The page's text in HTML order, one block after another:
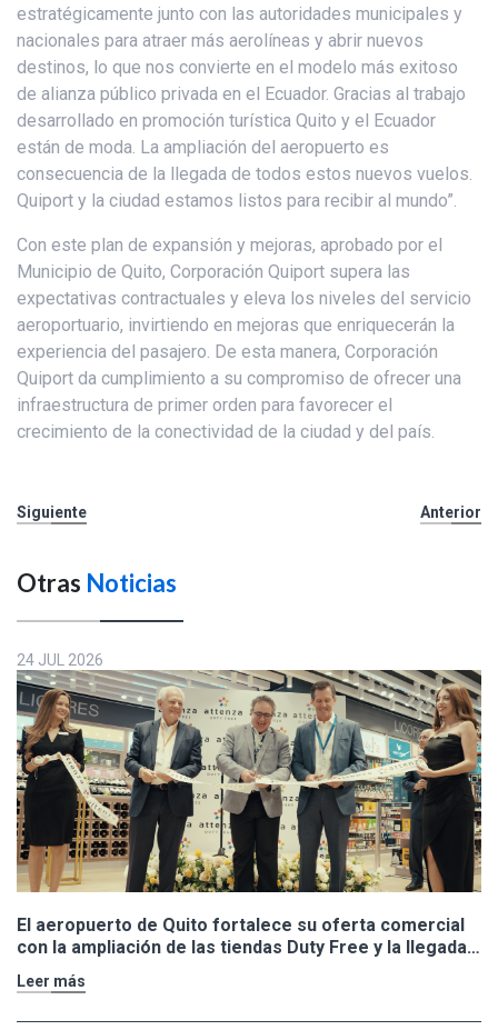
estratégicamente junto con las autoridades municipales y
nacionales para atraer más aerolíneas y abrir nuevos
destinos, lo que nos convierte en el modelo más exitoso
de alianza público privada en el Ecuador. Gracias al trabajo
desarrollado en promoción turística Quito y el Ecuador
están de moda. La ampliación del aeropuerto es
consecuencia de la llegada de todos estos nuevos vuelos.
Quiport y la ciudad estamos listos para recibir al mundo”.
Con este plan de expansión y mejoras, aprobado por el
Municipio de Quito, Corporación Quiport supera las
expectativas contractuales y eleva los niveles del servicio
aeroportuario, invirtiendo en mejoras que enriquecerán la
experiencia del pasajero. De esta manera, Corporación
Quiport da cumplimiento a su compromiso de ofrecer una
infraestructura de primer orden para favorecer el
crecimiento de la conectividad de la ciudad y del país.
Siguiente Anterior
Otras Noticias
24 JUL 2026
El aeropuerto de Quito fortalece su oferta comercial
con la ampliación de las tiendas Duty Free y la llegada
de Polo Ralph Lauren y Adidas
Leer más